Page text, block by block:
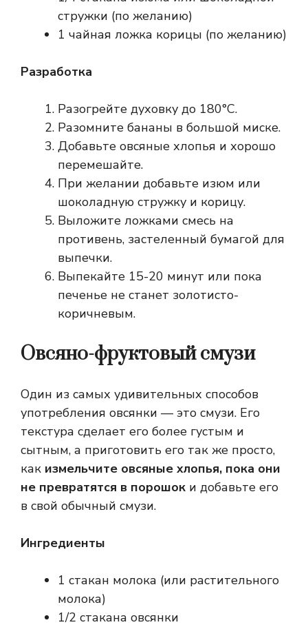
стружки (по желанию)
1 чайная ложка корицы (по желанию)
Разработка
Разогрейте духовку до 180°C.
Разомните бананы в большой миске.
Добавьте овсяные хлопья и хорошо
перемешайте.
При желании добавьте изюм или
шоколадную стружку и корицу.
Выложите ложками смесь на
противень, застеленный бумагой для
выпечки.
Выпекайте 15-20 минут или пока
печенье не станет золотисто-
коричневым.
Овсяно-фруктовый смузи
Один из самых удивительных способов
употребления овсянки — это смузи. Его
текстура сделает его более густым и
сытным, а приготовить его так же просто,
как измельчите овсяные хлопья, пока они
не превратятся в порошок и добавьте его
в свой обычный смузи.
Ингредиенты
1 стакан молока (или растительного
молока)
1/2 стакана овсянки